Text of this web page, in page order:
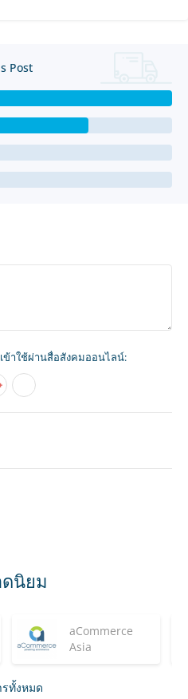
Post
ข้าใช้ผ่านสื่อสังคมออนไลน์:
นิยม
aCommerce
Asia
ทั้งหมด